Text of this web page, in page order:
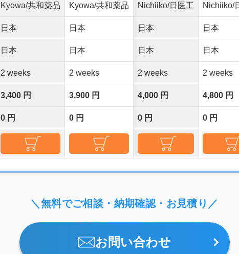
Kyowa/共和薬品 Kyowa/共和薬品 Nichiiko/日医工 Nichiiko/
日本 日本 日本 日本
日本 日本 日本 日本
2 weeks 2 weeks 2 weeks 2 weeks
3,400 円 3,900 円 4,000 円 4,800 円
0 円 0 円 0 円 0 円
＼無料でご相談・納期確認・お見積り／
お問い合わせ